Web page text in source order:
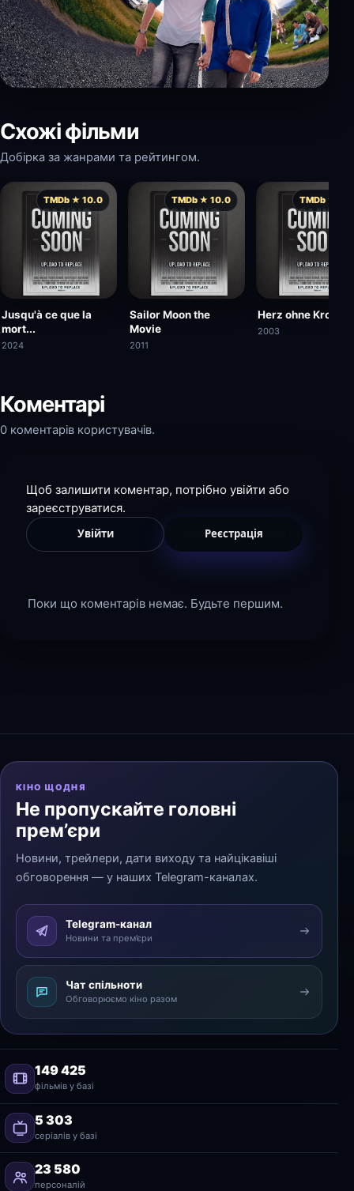
Схожі фільми
Добірка за жанрами та рейтингом.
TMDb ★ 10.0
Jusqu'à ce que la
mort...
2024
TMDb ★ 10.0
Sailor Moon the
Movie
2011
TMDb ★
Herz ohne Krone
2003
Коментарі
0 коментарів користувачів.
Щоб залишити коментар, потрібно увійти або
зареєструватися.
Увійти Реєстрація
Поки що коментарів немає. Будьте першим.
КІНО ЩОДНЯ
Не пропускайте головні
прем’єри
Новини, трейлери, дати виходу та найцікавіші
обговорення — у наших Telegram-каналах.
Telegram-канал
Новини та прем’єри
Чат спільноти
Обговорюємо кіно разом
149 425
фільмів у базі
5 303
серіалів у базі
23 580
персоналій